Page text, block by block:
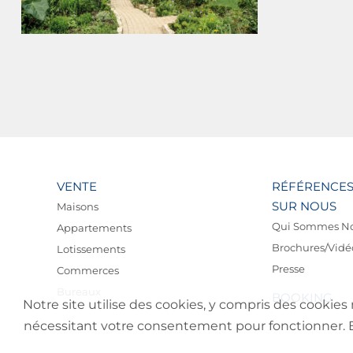
VENTE
Maisons
Appartements
Lotissements
Commerces
SUR NOUS
Qui Sommes
Brochures/
Presse
BOOKING
Notre site utilise des cookies, y compris des
nécessitant votre consentement pour fonctionner.